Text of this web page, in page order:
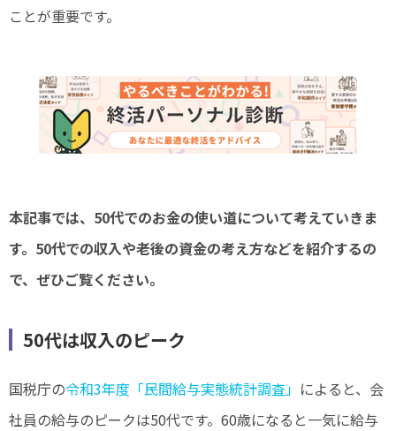
ことが重要です。
本記事では、50代でのお金の使い道について考えていきま
す。50代での収入や老後の資金の考え方などを紹介するの
で、ぜひご覧ください。
50代は収入のピーク
国税庁の令和3年度「民間給与実態統計調査」 によると、会
社員の給与のピークは50代です。60歳になると一気に給与